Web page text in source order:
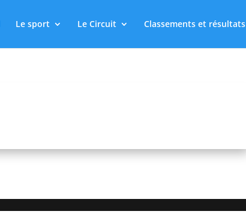
Le sport Le Circuit Classements et résultats